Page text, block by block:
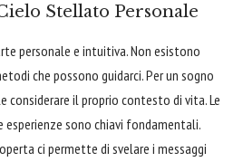
Stellato Personale
personale e intuitiva. Non esistono
che possono guidarci. Per un sogno
considerare il proprio contesto di vita. Le
esperienze sono chiavi fondamentali.
ci permette di svelare i messaggi